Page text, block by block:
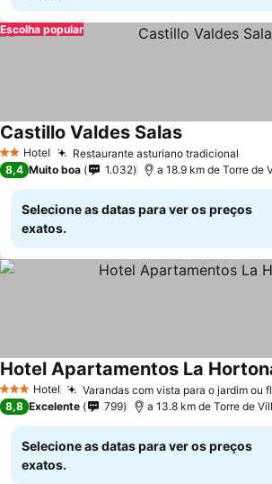
Escolha popular
2 Estrelas
Hotel Restaurante asturiano tradicional
Castillo Valdes Salas
8,4 Muito boa 1.032 a 18.9 km de Torre de
Selecione as datas para ver os preços
exatos.
3 EstrelasHotel Varandas com vista para o jardim ou
Hotel Apartamentos La
8,8 Excelente 799 a 13.8 km de Torre de
Selecione as datas para ver os preços
exatos.